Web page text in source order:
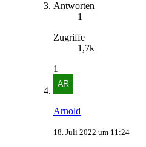
Antworten
1
Zugriffe
1,7k
1
Arnold
18. Juli 2022 um 11:24